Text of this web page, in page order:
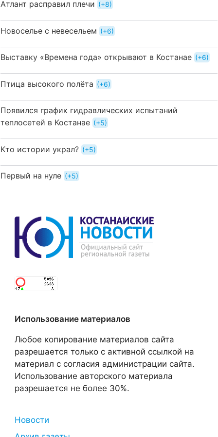
Атлант расправил плечи +8
Новоселье с невесельем +6
Выставку «Времена года» открывают в Костанае +6
Птица высокого полёта +6
Появился график гидравлических испытаний
теплосетей в Костанае
+5
Кто истории украл? +5
Первый на нуле +5
Использование материалов
Любое копирование материалов сайта
разрешается только с активной ссылкой на
материал с согласия администрации сайта.
Использование авторского материала
разрешается не более 30%.
Новости